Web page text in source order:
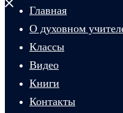
Главная
О духовном
Классы
Видео
Книги
Контакты